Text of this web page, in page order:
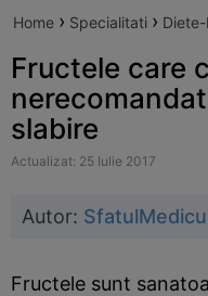
Home › Specialitati ›
Fructele care
slabire
Actualizat: 25 Iulie 2017
Autor:
Fructele sunt